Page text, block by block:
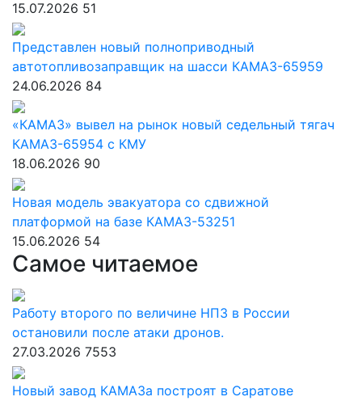
15.07.2026 51
Представлен новый полноприводный
автотопливозаправщик на шасси КАМАЗ-65959
24.06.2026 84
«КАМАЗ» вывел на рынок новый седельный тягач
КАМАЗ-65954 с КМУ
18.06.2026 90
Новая модель эвакуатора со сдвижной
платформой на базе КАМАЗ-53251
15.06.2026 54
Самое читаемое
Работу второго по величине НПЗ в России
остановили после атаки дронов.
27.03.2026 7553
Новый завод КАМАЗа построят в Саратове